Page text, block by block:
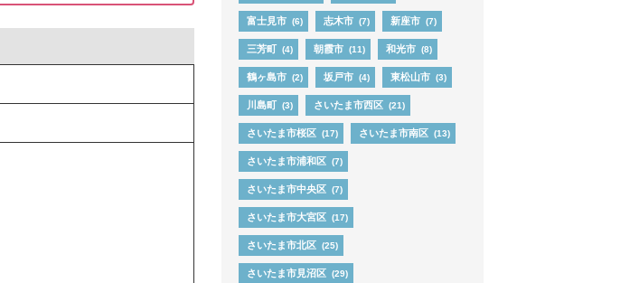
富士見市 (6) 志木市 (7) 新座市 (7)
三芳町 (4) 朝霞市 (11) 和光市 (8)
鶴ヶ島市 (2) 坂戸市 (4) 東松山市 (3)
川島町 (3) さいたま市西区 (21)
さいたま市桜区 (17) さいたま市南区 (13)
さいたま市浦和区 (7)
さいたま市中央区 (7)
さいたま市大宮区 (17)
さいたま市北区 (25)
さいたま市見沼区 (29)